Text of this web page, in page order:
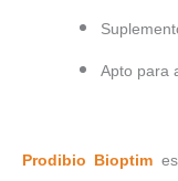
Apto para
Prodibio Bioptim